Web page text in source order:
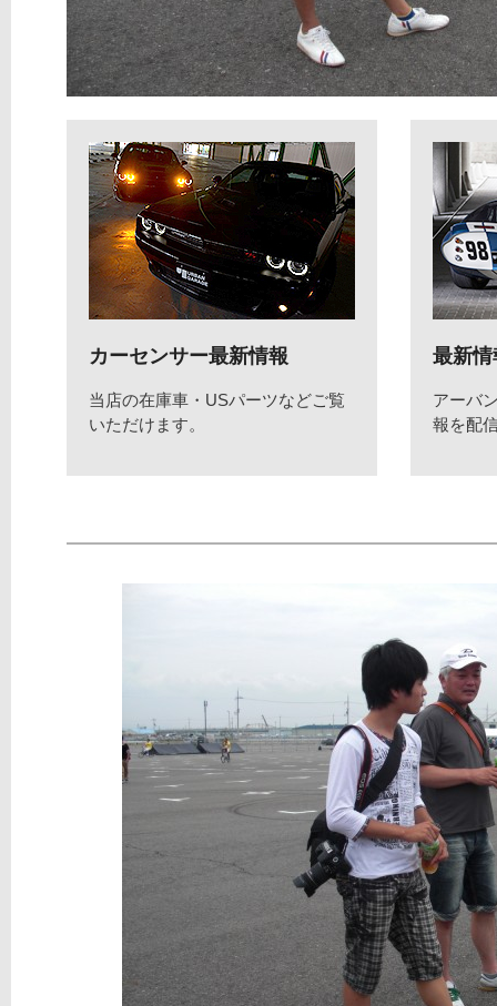
カーセンサー最新情報
当店の在庫車・USパーツなどご覧
いただけます。
最新情
アーバ
報を配